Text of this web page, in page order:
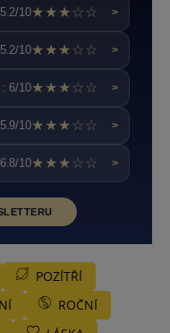
10★★★☆☆ >
10★★★☆☆ >
: 6/10★★★☆☆ >
10★★★☆☆ >
10★★★☆☆ >
POZÍTŘÍ
ROČNÍ